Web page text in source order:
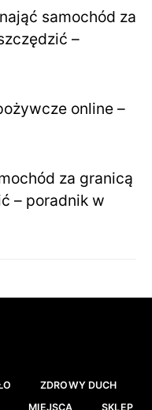
samochód za
–
online –
za granicą
– poradnik w
ZDROWY DUCH
MIEJSCA SKLEP